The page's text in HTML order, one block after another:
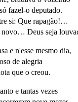
fazel-o deputado.
si: Que rapagão!…
Deus seja
e n'esse mesmo dia,
de alegria
que o creou.
e tantas vezes